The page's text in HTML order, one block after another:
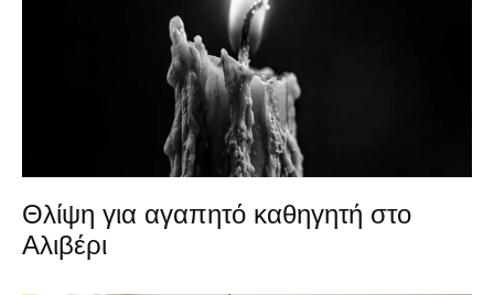
Θλίψη για αγαπητό καθηγητή στο
Αλιβέρι